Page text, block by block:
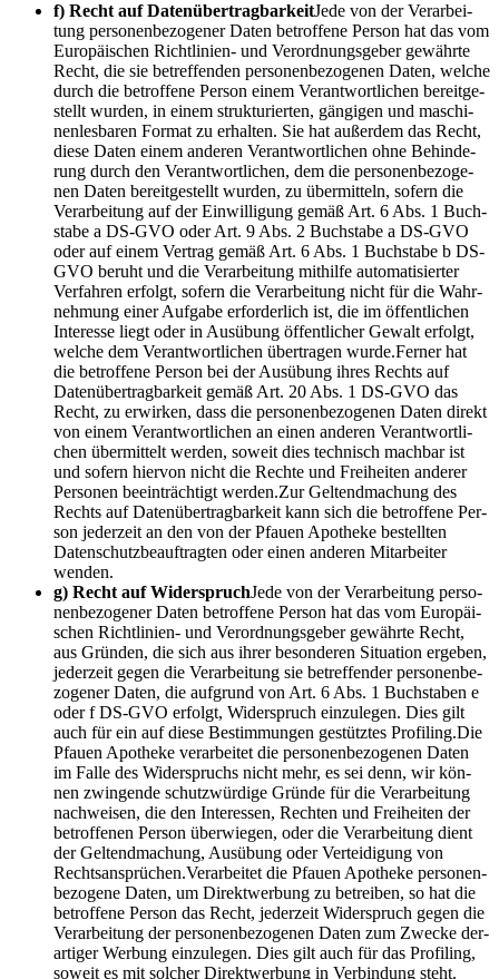
f) Recht auf Daten­über­trag­bar­keitJede von der Ver­ar­bei­
tung per­so­nen­be­zo­ge­ner Daten betrof­fe­ne Per­son hat das vom
Euro­päi­schen Richt­li­ni­en- und Ver­ord­nungs­ge­ber gewähr­te
Recht, die sie betref­fen­den per­so­nen­be­zo­ge­nen Daten, wel­che
durch die betrof­fe­ne Per­son einem Ver­ant­wort­li­chen bereit­ge­
stellt wur­den, in einem struk­tu­rier­ten, gän­gi­gen und maschi­
nen­les­ba­ren For­mat zu erhal­ten. Sie hat außer­dem das Recht,
die­se Daten einem ande­ren Ver­ant­wort­li­chen ohne Behin­de­
rung durch den Ver­ant­wort­li­chen, dem die per­so­nen­be­zo­ge­
nen Daten bereit­ge­stellt wur­den, zu über­mit­teln, sofern die
Ver­ar­bei­tung auf der Ein­wil­li­gung gemäß Art. 6 Abs. 1 Buch­
sta­be a DS-GVO oder Art. 9 Abs. 2 Buch­sta­be a DS-GVO
oder auf einem Ver­trag gemäß Art. 6 Abs. 1 Buch­sta­be b DS-
GVO beruht und die Ver­ar­bei­tung mit­hil­fe auto­ma­ti­sier­ter
Ver­fah­ren erfolgt, sofern die Ver­ar­bei­tung nicht für die Wahr­
neh­mung einer Auf­ga­be erfor­der­lich ist, die im öffent­li­chen
Inter­es­se liegt oder in Aus­übung öffent­li­cher Gewalt erfolgt,
wel­che dem Ver­ant­wort­li­chen über­tra­gen wurde.Ferner hat
die betrof­fe­ne Per­son bei der Aus­übung ihres Rechts auf
Daten­über­trag­bar­keit gemäß Art. 20 Abs. 1 DS-GVO das
Recht, zu erwir­ken, dass die per­so­nen­be­zo­ge­nen Daten direkt
von einem Ver­ant­wort­li­chen an einen ande­ren Ver­ant­wort­li­
chen über­mit­telt wer­den, soweit dies tech­nisch mach­bar ist
und sofern hier­von nicht die Rech­te und Frei­hei­ten ande­rer
Per­so­nen beein­träch­tigt werden.Zur Gel­tend­ma­chung des
Rechts auf Daten­über­trag­bar­keit kann sich die betrof­fe­ne Per­
son jeder­zeit an den von der Pfau­en Apo­the­ke bestell­ten
Daten­schutz­be­auf­trag­ten oder einen ande­ren Mit­ar­bei­ter
wenden.
g) Recht auf Wider­spruchJede von der Ver­ar­bei­tung per­so­
nen­be­zo­ge­ner Daten betrof­fe­ne Per­son hat das vom Euro­päi­
schen Richt­li­ni­en- und Ver­ord­nungs­ge­ber gewähr­te Recht,
aus Grün­den, die sich aus ihrer beson­de­ren Situa­ti­on erge­ben,
jeder­zeit gegen die Ver­ar­bei­tung sie betref­fen­der per­so­nen­be­
zo­ge­ner Daten, die auf­grund von Art. 6 Abs. 1 Buch­sta­ben e
oder f DS-GVO erfolgt, Wider­spruch ein­zu­le­gen. Dies gilt
auch für ein auf die­se Bestim­mun­gen gestütz­tes Profiling.Die
Pfau­en Apo­the­ke ver­ar­bei­tet die per­so­nen­be­zo­ge­nen Daten
im Fal­le des Wider­spruchs nicht mehr, es sei denn, wir kön­
nen zwin­gen­de schutz­wür­di­ge Grün­de für die Ver­ar­bei­tung
nach­wei­sen, die den Inter­es­sen, Rech­ten und Frei­hei­ten der
betrof­fe­nen Per­son über­wie­gen, oder die Ver­ar­bei­tung dient
der Gel­tend­ma­chung, Aus­übung oder Ver­tei­di­gung von
Rechtsansprüchen.Verarbeitet die Pfau­en Apo­the­ke per­so­nen­
be­zo­ge­ne Daten, um Direkt­wer­bung zu betrei­ben, so hat die
betrof­fe­ne Per­son das Recht, jeder­zeit Wider­spruch gegen die
Ver­ar­bei­tung der per­so­nen­be­zo­ge­nen Daten zum Zwe­cke der­
ar­ti­ger Wer­bung ein­zu­le­gen. Dies gilt auch für das Pro­fil­ing,
soweit es mit sol­cher Direkt­wer­bung in Ver­bin­dung steht.